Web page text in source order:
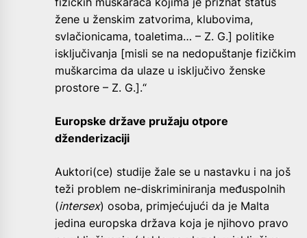
žene u ženskim zatvorima, klubovima,
svlačionicama, toaletima… – Z. G.] politike
isključivanja [misli se na nedopuštanje fizičkim
muškarcima da ulaze u isključivo ženske
prostore – Z. G.].“
Europske države pružaju otpore
dženderizaciji
Auktori(ce) studije žale se u nastavku i na još
teži problem ne-diskriminiranja međuspolnih
(intersex) osoba, primjećujući da je Malta
jedina europska država koja je njihovo pravo